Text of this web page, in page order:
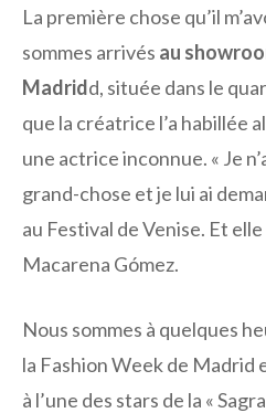
La première chose qu’il
sommes arrivés au
Madridd, située dans le
que la créatrice l’a habillée
une actrice inconnue. « Je
grand-chose et je lui ai
au Festival de Venise. Et
Macarena Gómez.
Nous sommes à quelques
la Fashion Week de Madrid
à l’une des stars de la «